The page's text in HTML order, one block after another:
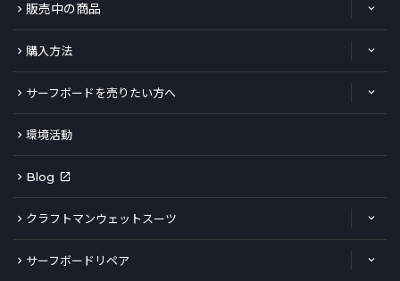
販売中の商品
購入方法
サーフボードを売りたい方へ
環境活動
Blog
クラフトマンウェットスーツ
サーフボードリペア